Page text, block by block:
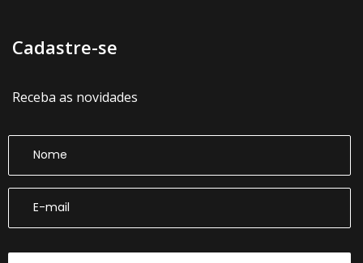
Cadastre-se
Receba as novidades